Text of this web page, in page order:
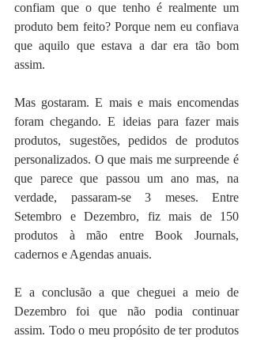
confiam que o que tenho é realmente um
produto bem feito? Porque nem eu confiava
que aquilo que estava a dar era tão bom
assim.
Mas gostaram. E mais e mais encomendas
foram chegando. E ideias para fazer mais
produtos, sugestões, pedidos de produtos
personalizados. O que mais me surpreende é
que parece que passou um ano mas, na
verdade, passaram-se 3 meses. Entre
Setembro e Dezembro, fiz mais de 150
produtos à mão entre Book Journals,
cadernos e Agendas anuais.
E a conclusão a que cheguei a meio de
Dezembro foi que não podia continuar
assim. Todo o meu propósito de ter produtos